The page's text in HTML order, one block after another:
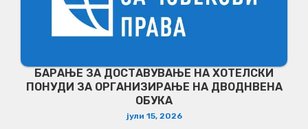
БАРАЊЕ ЗА ДОСТАВУВАЊЕ НA ХОТЕЛСКИ
ПОНУДИ ЗА ОРГАНИЗИРАЊЕ НА ДВОДНВЕНА
ОБУКА
јули 15, 2026